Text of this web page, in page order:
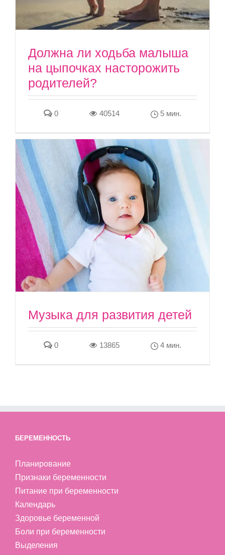
Должна ли ходьба малыша
на цыпочках насторожить
родителей?
0 40514 5 мин.
Музыка для развития детей
0 13865 4 мин.
БЕРЕМЕННОСТЬ
Планирование
Признаки беременности
Питание при беременности
Календарь
Здоровье беременной
Боли при беременности
Выделения